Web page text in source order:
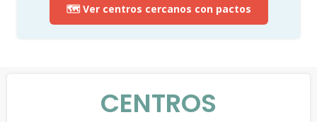
🗺️ Ver centros cercanos con pactos
CENTROS